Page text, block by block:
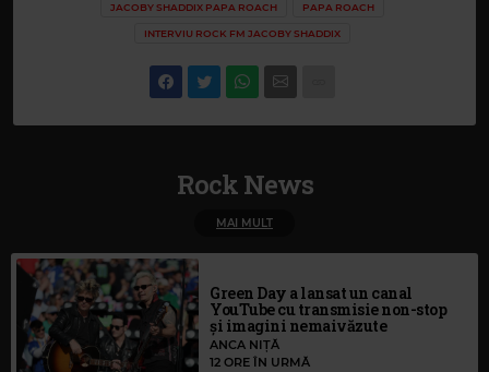
JACOBY SHADDIX PAPA ROACH PAPA ROACH
INTERVIU ROCK FM JACOBY SHADDIX
Rock News
MAI MULT
Green Day a lansat un canal
YouTube cu transmisie non-stop
și imagini nemaivăzute
ANCA NIȚĂ
12 ORE ÎN URMĂ